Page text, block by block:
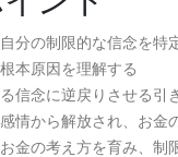
分の制限的な信念を特
本原因を理解する
信念に逆戻りさせる引
情から解放され、お金
金の考え方を育み、制